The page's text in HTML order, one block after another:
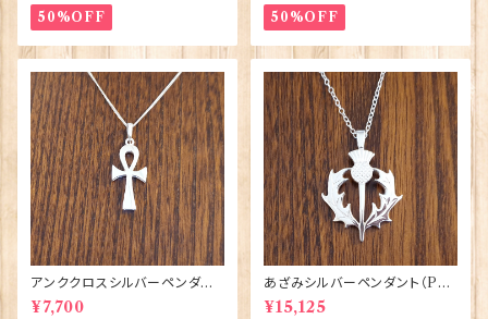
50%OFF 50%OFF
アンククロスシルバーペンダント
（P338）ORTAK 70156
¥7,700
あざみシルバーペンダント（P8
5）ORTAK 70148
¥15,125